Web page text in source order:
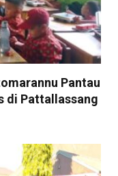
Pantau
di Pattallassang